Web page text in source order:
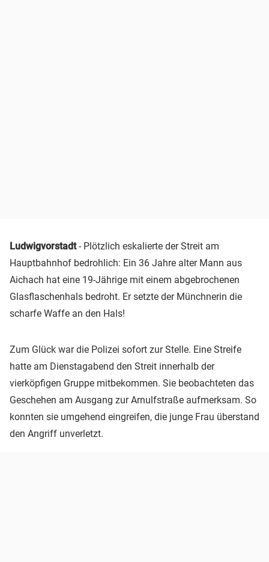
Ludwigvorstadt- Plötzlich eskalierte der Streit am
Hauptbahnhof bedrohlich: Ein 36 Jahre alter Mann aus
Aichach hat eine 19-Jährige mit einem abgebrochenen
Glasflaschenhals bedroht. Er setzte der Münchnerin die
scharfe Waffe an den Hals!
Zum Glück war die Polizei sofort zur Stelle. Eine Streife
hatte am Dienstagabend den Streit innerhalb der
vierköpfigen Gruppe mitbekommen. Sie beobachteten das
Geschehen am Ausgang zur Arnulfstraße aufmerksam. So
konnten sie umgehend eingreifen, die junge Frau überstand
den Angriff unverletzt.